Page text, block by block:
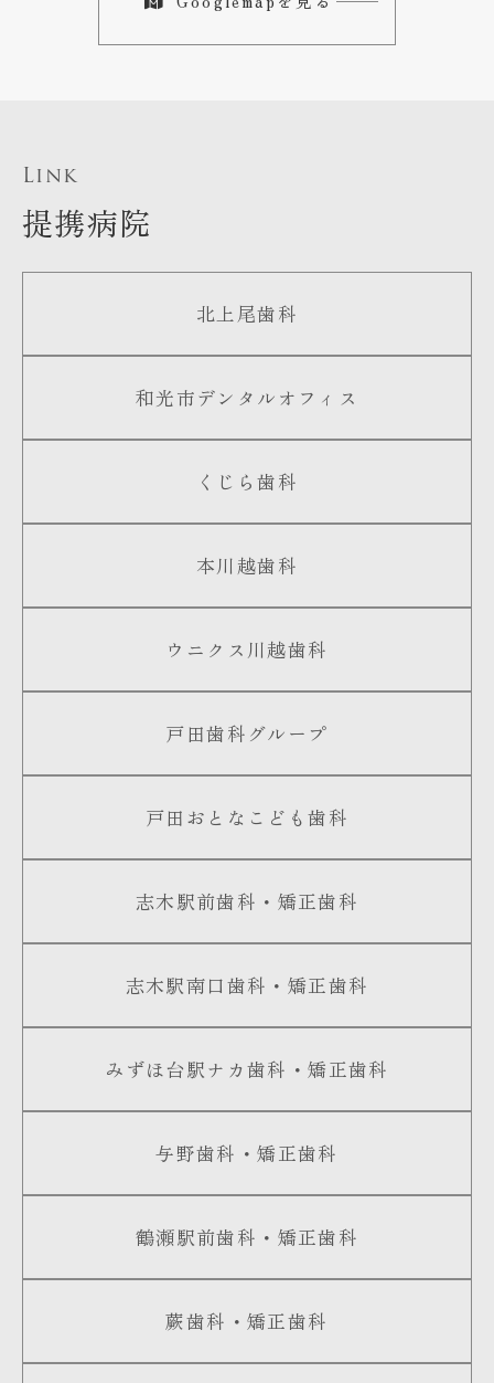
Link
提携病院
北上尾歯科
和光市デンタルオフィス
くじら歯科
本川越歯科
ウニクス川越歯科
戸田歯科グループ
戸田おとなこども歯科
志木駅前歯科・矯正歯科
志木駅南口歯科・矯正歯科
みずほ台駅ナカ歯科・矯正歯科
与野歯科・矯正歯科
鶴瀬駅前歯科・矯正歯科
蕨歯科・矯正歯科